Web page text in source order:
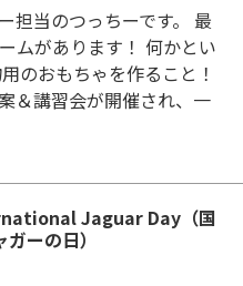
担当のつっちーです。 最
ムがあります！ 何かとい
のおもちゃを作ること！
＆講習会が開催され、一
Jaguar Day（国
ガーの日）